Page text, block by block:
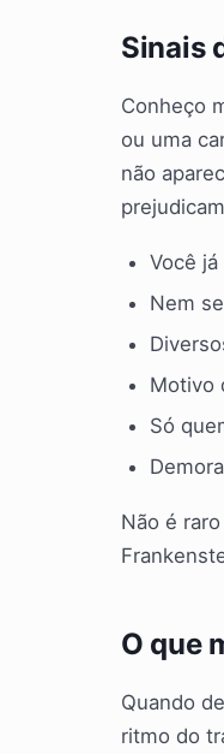
Sinais
Conheço
ou uma
não
Você
Nem
Motivo
Só
Não é
O que
Quando
ritmo do